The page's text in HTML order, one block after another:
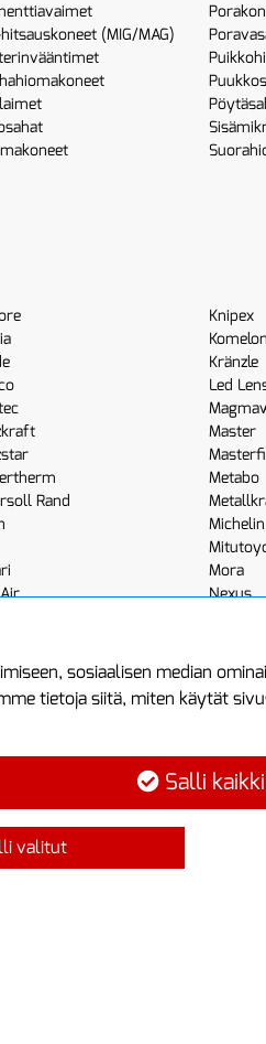
(MIG/MAG)
Rand
Knipex
Komelon
Kränzle
Led
Master
Metabo
Michelin
Mora
Nexus
Asiakastilini
Asiakastili
Luo tili
sosiaalisen median
tietoja siitä, miten käytät
Salli kaikki
valitut